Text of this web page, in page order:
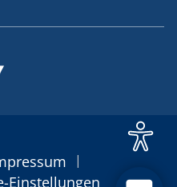
|
Einstellungen